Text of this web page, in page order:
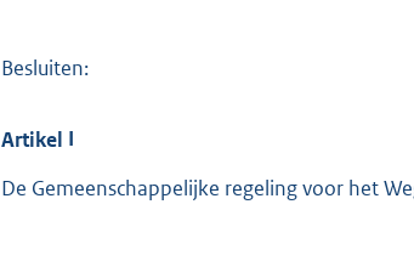
Besluiten:
Artikel I
De Gemeenschappelijke regeling voor het